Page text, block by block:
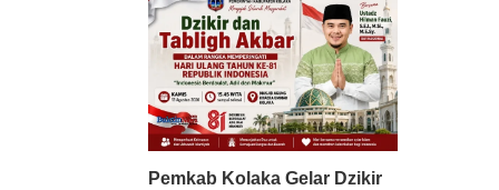
Pemkab Kolaka Gelar Dzikir